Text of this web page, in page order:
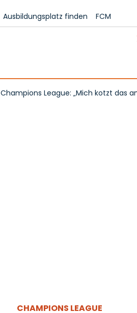
Ausbildungsplatz finden FCM
Champions League: „Mich kotzt das
CHAMPIONS LEAGUE